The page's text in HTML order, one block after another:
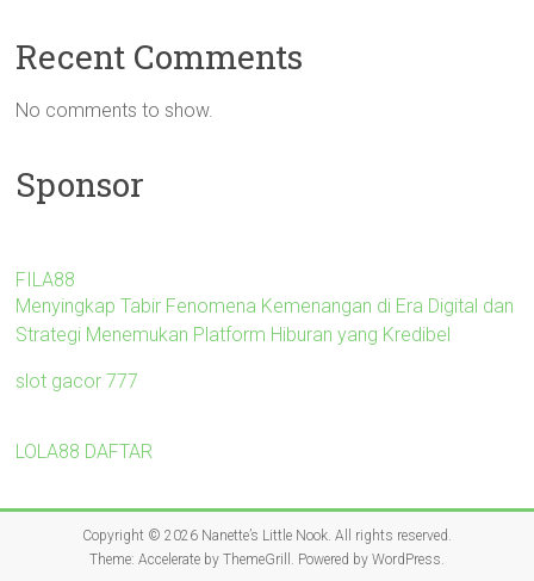
Recent Comments
No comments to show.
Sponsor
FILA88
Menyingkap Tabir Fenomena Kemenangan di Era Digital dan
Strategi Menemukan Platform Hiburan yang Kredibel
slot gacor 777
LOLA88 DAFTAR
Copyright © 2026 Nanette’s Little Nook. All rights reserved.
Theme: Accelerateby ThemeGrill. Powered by WordPress